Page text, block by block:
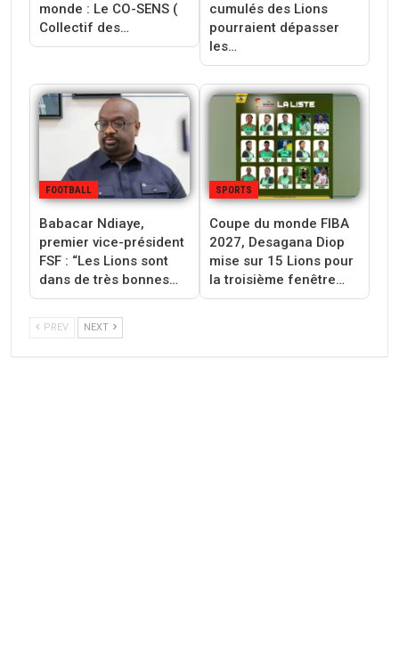
monde : Le CO-SENS (
Collectif des…
cumulés des Lions
pourraient dépasser
les…
FOOTBALL
Babacar Ndiaye,
premier vice-président
FSF : “Les Lions sont
dans de très bonnes…
SPORTS
Coupe du monde FIBA
2027, Desagana Diop
mise sur 15 Lions pour
la troisième fenêtre…
PREV NEXT